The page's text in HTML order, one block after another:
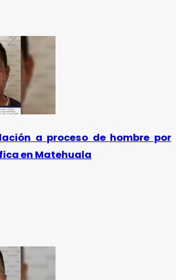
a proceso de hombre por
en Matehuala